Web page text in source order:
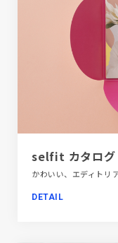
selfit カタログ
DETAIL